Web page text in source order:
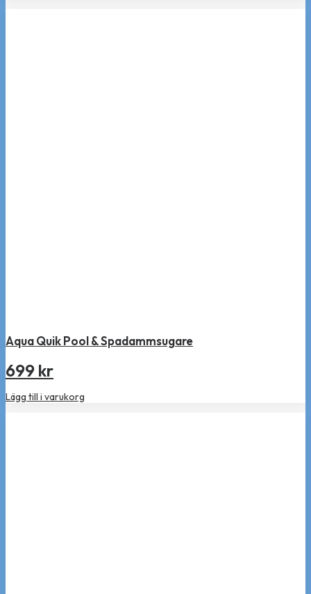
Aqua Quik Pool & Spadammsugare
699 kr
Lägg till i varukorg